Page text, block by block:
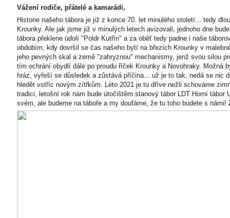
Vážení rodiče, přátelé a kamarádi,
Historie našeho tábora je již z konce 70. let minulého století... tedy
Krounky. Ale jak jsme již v minulých letech avizovali, jednoho dne
tábora překlene údolí "Poldr Kutřín" a za oběť tedy padne i naše
obdobím, kdy dovršil se čas našeho bytí na březích Krounky v
jeho pevných skal a země "zahryznou" mechanismy, jenž svou silou
tím ochrání obydlí dále po proudu říček Krounky a Novohraky. Možná
hráz, vyřeší se důsledek a zůstává příčina... už je to tak, nedá se nic
hledět vstříc novým zítřkům. Léto 2021 je tu dříve nežli schováme
tradici, letošní rok nám bude útočištěm stanový tábor LDT Horní tábor
svém, ale budeme na táboře a my doufáme, že tu toho budete s námi!